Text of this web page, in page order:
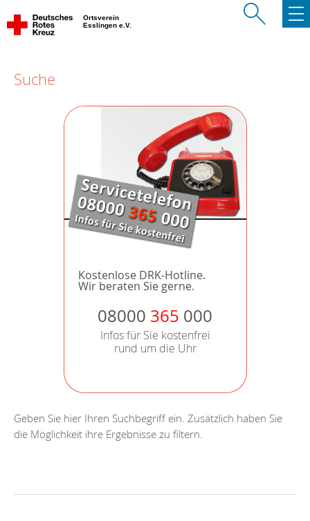
Ortsverein
Esslingen e.V.
Suche
Kostenlose DRK-Hotline.
Wir beraten Sie gerne.
08000 365 000
Infos für Sie kostenfrei
rund um die Uhr
Geben Sie hier Ihren Suchbegriff ein. Zusätzlich haben Sie
die Möglichkeit ihre Ergebnisse zu filtern.